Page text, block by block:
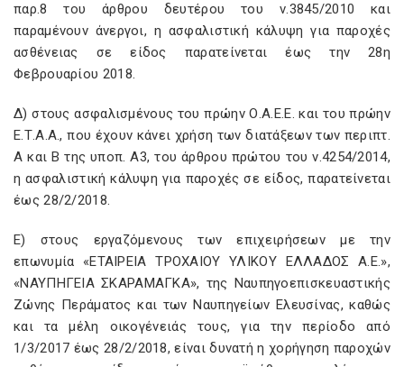
παρ.8 του άρθρου δευτέρου του ν.3845/2010 και
παραμένουν άνεργοι, η ασφαλιστική κάλυψη για παροχές
ασθένειας σε είδος παρατείνεται έως την 28η
Φεβρουαρίου 2018.
Δ) στους ασφαλισμένους του πρώην Ο.Α.Ε.Ε. και του πρώην
Ε.Τ.Α.Α., που έχουν κάνει χρήση των διατάξεων των περιπτ.
Α και Β της υποπ. Α3, του άρθρου πρώτου του ν.4254/2014,
η ασφαλιστική κάλυψη για παροχές σε είδος, παρατείνεται
έως 28/2/2018.
Ε) στους εργαζόμενους των επιχειρήσεων με την
επωνυμία «ΕΤΑΙΡΕΙΑ ΤΡΟΧΑΙΟΥ ΥΛΙΚΟΥ ΕΛΛΑΔΟΣ Α.Ε.»,
«ΝΑΥΠΗΓΕΙΑ ΣΚΑΡΑΜΑΓΚΑ», της Ναυπηγοεπισκευαστικής
Ζώνης Περάματος και των Ναυπηγείων Ελευσίνας, καθώς
και τα μέλη οικογένειάς τους, για την περίοδο από
1/3/2017 έως 28/2/2018, είναι δυνατή η χορήγηση παροχών